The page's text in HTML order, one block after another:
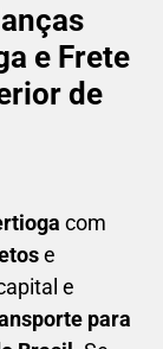
e Frete
de
com
e
e
para